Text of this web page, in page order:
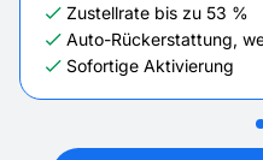
Zustellrate bis zu 53 %
Auto-Rückerstattung,
Sofortige Aktivierung